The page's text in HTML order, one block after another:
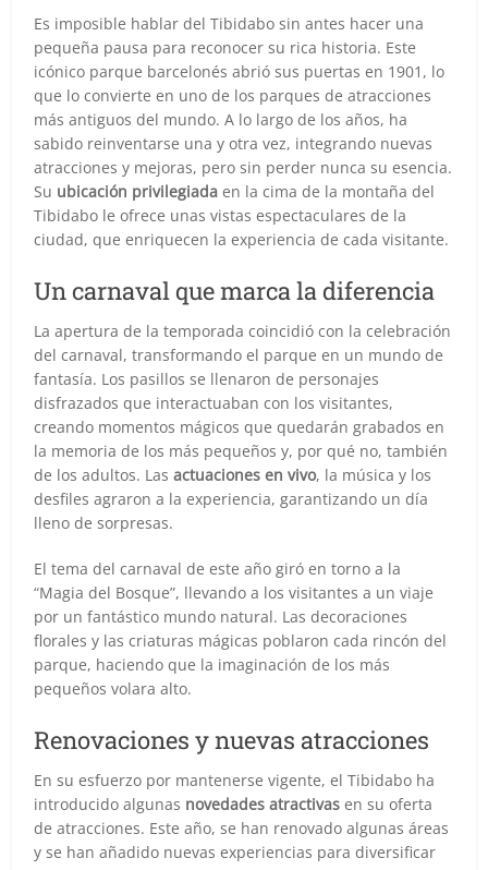
Es imposible hablar del Tibidabo sin antes hacer una
pequeña pausa para reconocer su rica historia. Este
icónico parque barcelonés abrió sus puertas en 1901, lo
que lo convierte en uno de los parques de atracciones
más antiguos del mundo. A lo largo de los años, ha
sabido reinventarse una y otra vez, integrando nuevas
atracciones y mejoras, pero sin perder nunca su esencia.
Su ubicación privilegiada en la cima de la montaña del
Tibidabo le ofrece unas vistas espectaculares de la
ciudad, que enriquecen la experiencia de cada visitante.
Un carnaval que marca la diferencia
La apertura de la temporada coincidió con la celebración
del carnaval, transformando el parque en un mundo de
fantasía. Los pasillos se llenaron de personajes
disfrazados que interactuaban con los visitantes,
creando momentos mágicos que quedarán grabados en
la memoria de los más pequeños y, por qué no, también
de los adultos. Lasactuaciones en vivo, la música y los
desfiles agraron a la experiencia, garantizando un día
lleno de sorpresas.
El tema del carnaval de este año giró en torno a la
“Magia del Bosque”, llevando a los visitantes a un viaje
por un fantástico mundo natural. Las decoraciones
florales y las criaturas mágicas poblaron cada rincón del
parque, haciendo que la imaginación de los más
pequeños volara alto.
Renovaciones y nuevas atracciones
En su esfuerzo por mantenerse vigente, el Tibidabo ha
introducido algunas novedades atractivas en su oferta
de atracciones. Este año, se han renovado algunas áreas
y se han añadido nuevas experiencias para diversificar